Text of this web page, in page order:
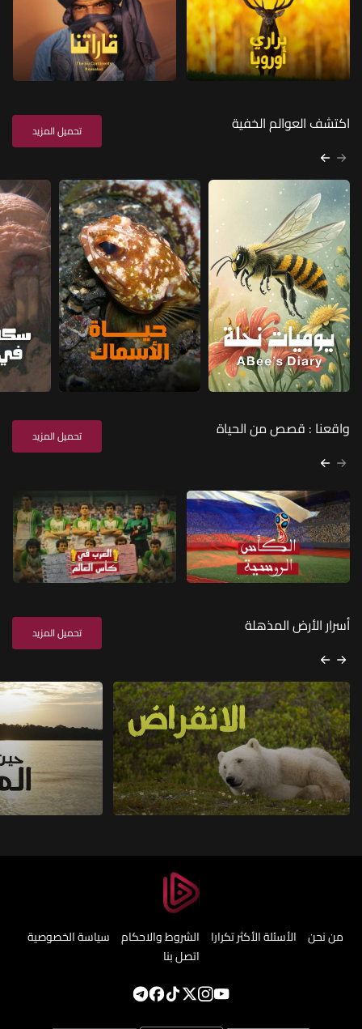
اكتشف العوالم الخفية تحميل المزيد
واقعنا : قصص من الحياة تحميل المزيد
أسرار الأرض المذهلة تحميل المزيد
من نحن الأسئلة الأكثر تكرارا الشروط والاحكام سياسة الخصوصية
اتصل بنا